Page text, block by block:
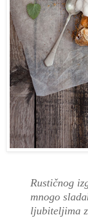
Rustičnog
mnogo
ljubiteljima